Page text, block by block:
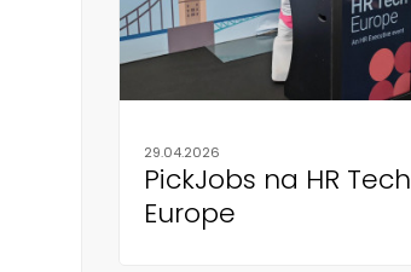
29.04.2026
PickJobs na HR Tech
Europe